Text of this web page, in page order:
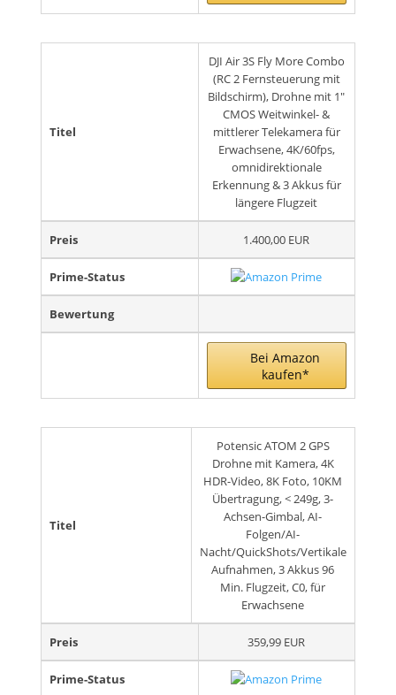
Titel
DJI Air 3S Fly More Combo
(RC 2 Fernsteuerung mit
Bildschirm), Drohne mit 1"
CMOS Weitwinkel- &
mittlerer Telekamera für
Erwachsene, 4K/60fps,
omnidirektionale
Erkennung & 3 Akkus für
längere Flugzeit
Preis 1.400,00 EUR
Prime-Status
Bewertung
Bei Amazon
kaufen*
Titel
Potensic ATOM 2 GPS
Drohne mit Kamera, 4K
HDR-Video, 8K Foto, 10KM
Übertragung, < 249g, 3-
Achsen-Gimbal, AI-
Folgen/AI-
Nacht/QuickShots/Vertikale
Aufnahmen, 3 Akkus 96
Min. Flugzeit, C0, für
Erwachsene
Preis 359,99 EUR
Prime-Status